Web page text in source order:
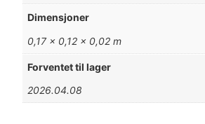
Dimensjoner
0,17 × 0,12 × 0,02 m
Forventet til lager
2026.04.08